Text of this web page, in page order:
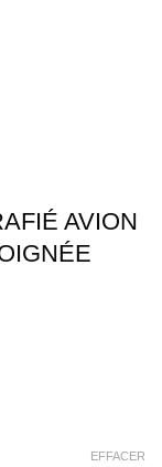
AVION
EFFACER